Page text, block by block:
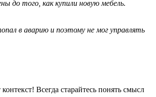
до того, как купили новую мебель.
в аварию и поэтому не мог управлять
Всегда старайтесь понять смысл